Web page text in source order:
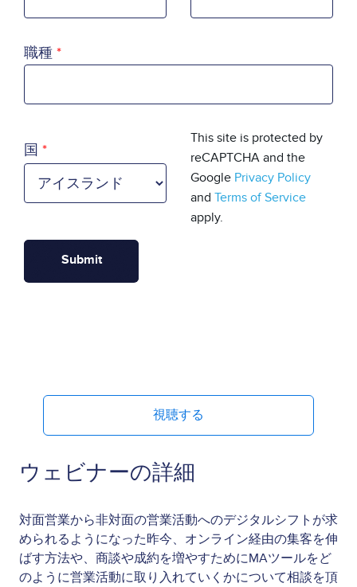
職種
国
This site is protected by
reCAPTCHA and the
Google Privacy Policy
and Terms of Service
apply.
視聴する
ウェビナーの詳細
対面営業から非対面の営業活動へのデジタルシフトが求
められるようになった昨今、オンライン経由の集客を伸
ばす方法や、商談や成約を増やすためにMAツールをど
のように営業活動に取り入れていくかについて相談を頂